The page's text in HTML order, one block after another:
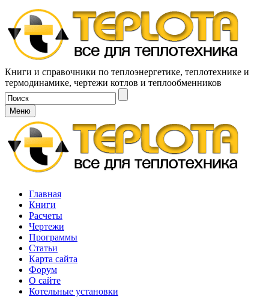
Книги и справочники по теплоэнергетике, теплотехнике и
термодинамике, чертежи котлов и теплообменников
Меню
Главная
Книги
Расчеты
Чертежи
Программы
Статьи
Карта сайта
Форум
О сайте
Котельные установки